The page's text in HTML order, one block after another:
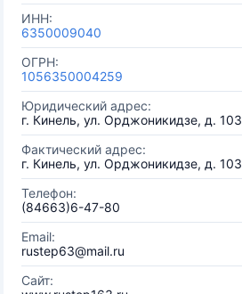
ИНН:
6350009040
ОГРН:
1056350004259
Юридический адрес:
г. Кинель, ул. Орджоникидзе, д. 103
Фактический адрес:
г. Кинель, ул. Орджоникидзе, д. 103
Телефон:
(84663)6-47-80
Email:
rustep63@mail.ru
Сайт: